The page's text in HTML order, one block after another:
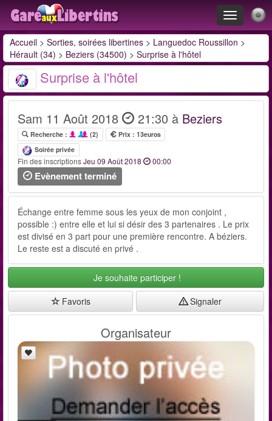
Toggle
navigation
Accueil > Sorties, soirées libertines > Languedoc Roussillon >
Hérault (34) > Beziers (34500) > Surprise à l'hôtel
Surprise à l'hôtel
Sam 11 Août 2018 21:30 à Beziers
Recherche : (2)
Prix : 13euros
Soirée privée
Fin des inscriptionsJeu 09 Août 2018 00:00
Evènement terminé
Échange entre femme sous les yeux de mon conjoint ,
possible :) entre elle et lui si désir des 3 partenaires . Le prix
est divisé en 3 part pour une première rencontre. A béziers.
Le reste est a discuté en privé .
Je souhaite participer !
Favoris
Signaler
Organisateur